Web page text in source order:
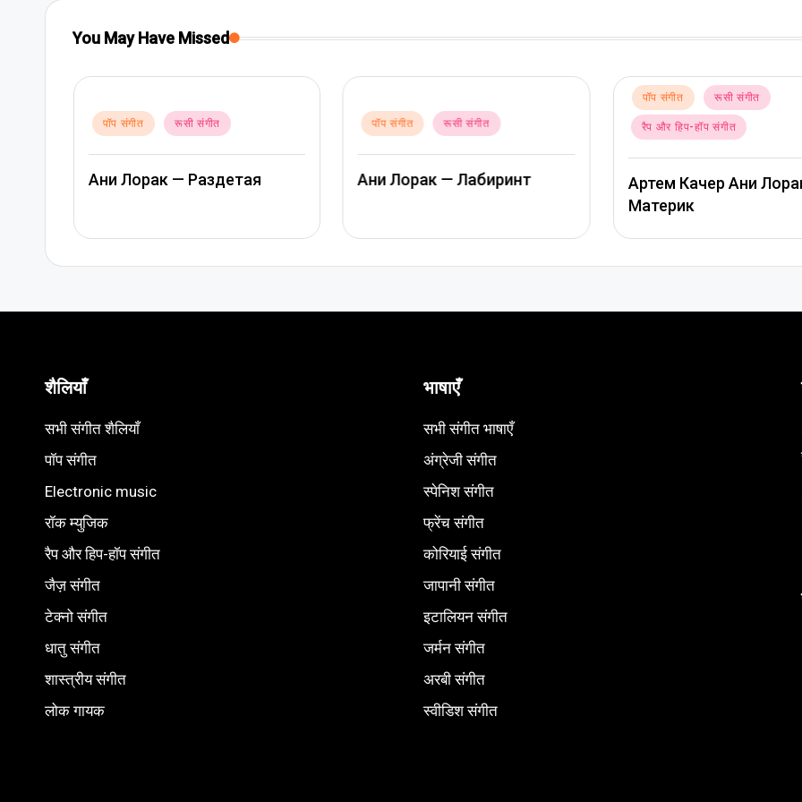
You May Have Missed
Posted
पॉप संगीत रूसी संगीत
Ани Лорак — Лабиринт
in
रैप और हिप-हॉप संगीत
Артем Качер Ани Лорак –
Posted
पॉप संगीत रूसी संगीत
Ани Лорак —
शैलियाँ
सभी संगीत शैलियाँ
पॉप संगीत
Electronic music
रॉक म्युजिक
रैप और हिप-हॉप संगीत
जैज़ संगीत
टेक्नो संगीत
धातु संगीत
शास्त्रीय संगीत
लोक गायक
भाषाएँ
सभी संगीत भाषाएँ
अंग्रेजी संगीत
स्पेनिश संगीत
फ्रेंच संगीत
कोरियाई संगीत
जापानी संगीत
इटालियन संगीत
जर्मन संगीत
अरबी संगीत
स्वीडिश संगीत